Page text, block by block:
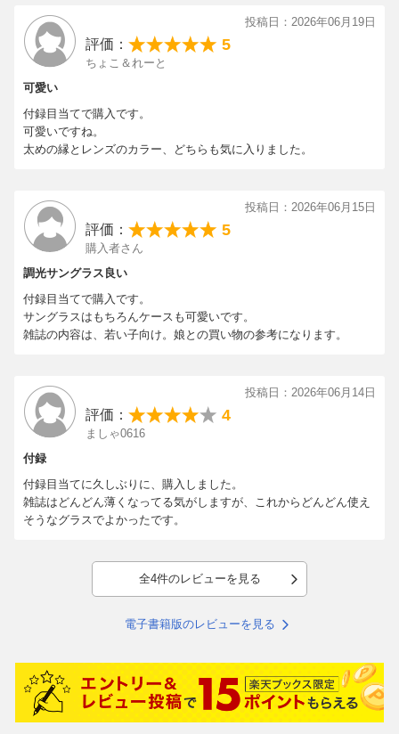
投稿日：2026年06月19日
評価： 5
ちょこ＆れーと
可愛い
付録目当てで購入です。
可愛いですね。
太めの縁とレンズのカラー、どちらも気に入りました。
投稿日：2026年06月15日
評価： 5
購入者さん
調光サングラス良い
付録目当てで購入です。
サングラスはもちろんケースも可愛いです。
雑誌の内容は、若い子向け。娘との買い物の参考になります。
投稿日：2026年06月14日
評価： 4
ましゃ0616
付録
付録目当てに久しぶりに、購入しました。
雑誌はどんどん薄くなってる気がしますが、これからどんどん使え
そうなグラスでよかったです。
全4件のレビューを見る
電子書籍版のレビューを見る